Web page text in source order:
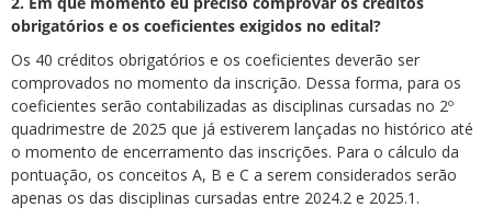
obrigatórios e os coeficientes exigidos no edital?
Os 40 créditos obrigatórios e os coeficientes deverão ser
comprovados no momento da inscrição. Dessa forma, para os
coeficientes serão contabilizadas as disciplinas cursadas no 2º
quadrimestre de 2025 que já estiverem lançadas no histórico até
o momento de encerramento das inscrições. Para o cálculo da
pontuação, os conceitos A, B e C a serem considerados serão
apenas os das disciplinas cursadas entre 2024.2 e 2025.1.